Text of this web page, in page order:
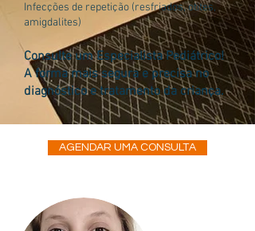
Infecções de repetição (resfriados, otites,
amigdalites)
Consulte um Especialista Pediátrico!
A forma mais segura e precisa no
diagnóstico e tratamento da criança.
AGENDAR UMA CONSULTA